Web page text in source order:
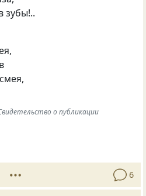
зубы!..
о публикации
6